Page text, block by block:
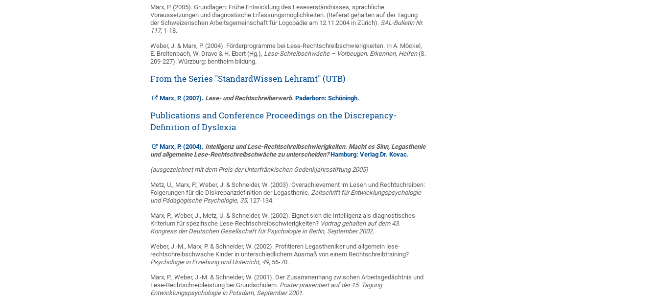
Marx, P. (2005). Grundlagen: Frühe Entwicklung des Leseverständnisses, sprachliche
Voraussetzungen und diagnostische Erfassungsmöglichkeiten. (Referat gehalten auf der Tagung
der Schweizerischen Arbeitsgemeinschaft für Logopädie am 12.11.2004 in Zürich). SAL-Bulletin Nr.
117, 1-18.
Weber, J. & Marx, P. (2004). Förderprogramme bei Lese-Rechtschreibschwierigkeiten. In A. Möckel,
E. Breitenbach, W. Drave & H. Ebert (Hg.), Lese-Schreibschwäche – Vorbeugen, Erkennen, Helfen(S.
209-227). Würzburg: bentheim bildung.
From the Series "StandardWissen Lehramt" (UTB)
Marx, P. (2007). Lese- und Rechtschreiberwerb. Paderborn: Schöningh.
Publications and Conference Proceedings on the Discrepancy-
Definition of Dyslexia
Marx, P. (2004). Intelligenz und Lese-Rechtschreibschwierigkeiten. Macht es Sinn, Legasthenie
und allgemeine Lese-Rechtschreibschwäche zu unterscheiden?Hamburg: Verlag Dr. Kovac.
(ausgezeichnet mit dem Preis der Unterfränkischen Gedenkjahrsstiftung 2005)
Metz, U., Marx, P., Weber, J. & Schneider, W. (2003). Overachievement im Lesen und Rechtschreiben:
Folgerungen für die Diskrepanzdefinition der Legasthenie.Zeitschrift für Entwicklungspsychologie
und Pädagogische Psychologie, 35, 127-134.
Marx, P., Weber, J., Metz, U. & Schneider, W. (2002). Eignet sich die Intelligenz als diagnostisches
Kriterium für spezifische Lese-Rechtschreibschwierigkeiten? Vortrag gehalten auf dem 43.
Kongress der Deutschen Gesellschaft für Psychologie in Berlin, September 2002.
Weber, J.-M., Marx, P. & Schneider, W. (2002). Profitieren Legastheniker und allgemein lese-
rechtschreibschwache Kinder in unterschiedlichem Ausmaß von einem Rechtschreibtraining?
Psychologie in Erziehung und Unterricht, 49, 56-70.
Marx, P., Weber, J.-M. & Schneider, W. (2001). Der Zusammenhang zwischen Arbeitsgedächtnis und
Lese-Rechtschreibleistung bei Grundschülern. Poster präsentiert auf der 15. Tagung
Entwicklungspsychologie in Potsdam, September 2001.